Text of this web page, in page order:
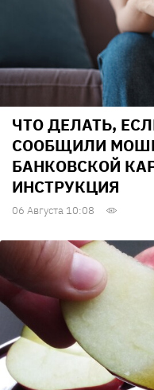
ЧТО ДЕЛАТЬ,
СООБЩИЛИ
БАНКОВСКОЙ
ИНСТРУКЦИЯ
06 Августа 10:08